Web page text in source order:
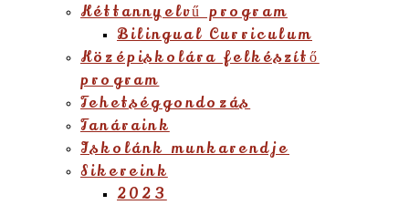
Kéttannyelvű program
Bilingual Curriculum
Középiskolára felkészítő
program
Tehetséggondozás
Tanáraink
Iskolánk munkarendje
Sikereink
2023